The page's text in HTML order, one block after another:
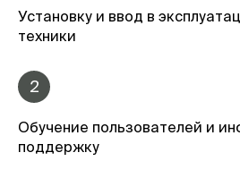
Установку и ввод в
техники
2
Обучение пользователей и
поддержку